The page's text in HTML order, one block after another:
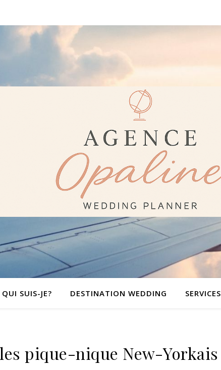
QUI SUIS-JE? DESTINATION WEDDING SERVICES
pique-nique New-Yorkais